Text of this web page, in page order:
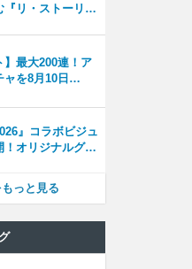
リ・ストーリー:
配信開始
】最大200連！ア
ャを8月10日
』コラボビジュ
！オリジナルグッ
っと見る